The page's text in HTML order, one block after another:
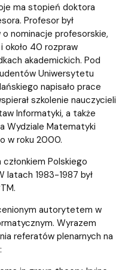
ma stopień doktora
Profesor był
nominacje profesorskie,
około 40 rozpraw
akademickich. Pod
Uniwersytetu
napisało prace
szkolenie nauczycieli
Informatyki, a także
Wydziale Matematyki
w roku 2000.
Polskiego
1983-1987 był
autorytetem w
Wyrazem
referatów plenarnych na